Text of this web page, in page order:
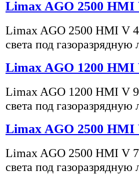
Limax AGO 2500 HMI
Limax AGO 2500 HMI V
света под
Limax AGO 1200 HMI
Limax AGO 1200 HMI V
света под
Limax AGO 2500 HMI
Limax AGO 2500 HMI V
света под